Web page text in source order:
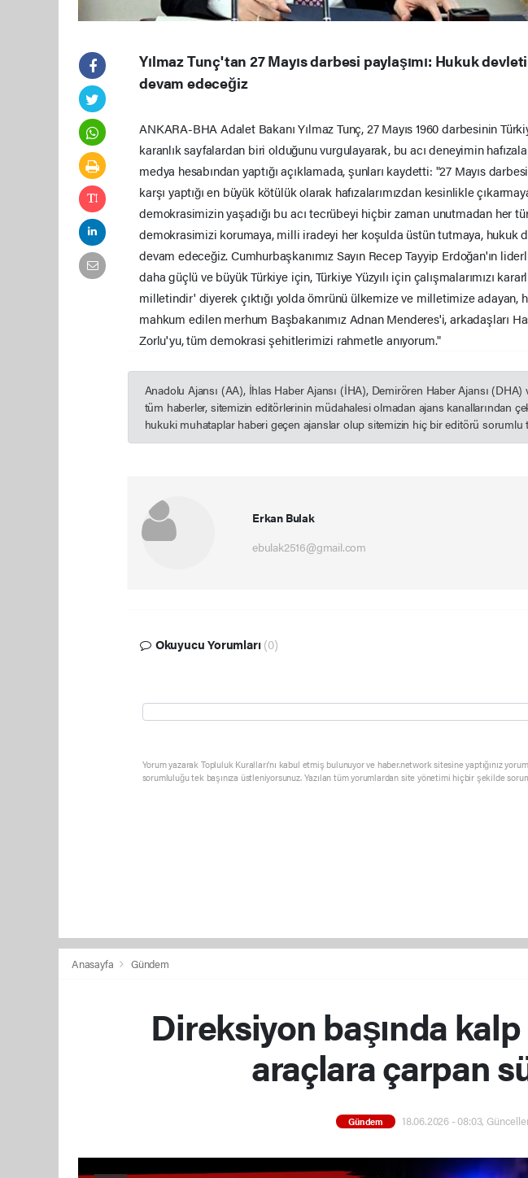
Yılmaz Tunç'tan 27 Mayıs darbesi paylaşımı: Hukuk
devam edeceğiz
ANKARA-BHA Adalet Bakanı Yılmaz Tunç, 27 Mayıs 1960 darbesinin
karanlık sayfalardan biri olduğunu vurgulayarak, bu acı deneyimin
medya hesabından yaptığı açıklamada, şunları kaydetti: "27 Mayıs
karşı yaptığı en büyük kötülük olarak hafızalarımızdan kesinlikle
demokrasimizin yaşadığı bu acı tecrübeyi hiçbir zaman unutmadan her
demokrasimizi korumaya, milli iradeyi her koşulda üstün tutmaya, hukuk
devam edeceğiz. Cumhurbaşkanımız Sayın Recep Tayyip Erdoğan'ın
daha güçlü ve büyük Türkiye için, Türkiye Yüzyılı için çalışmalarımızı
milletindir' diyerek çıktığı yolda ömrünü ülkemize ve milletimize adayan,
mahkum edilen merhum Başbakanımız Adnan Menderes'i, arkadaşları
Zorlu'yu, tüm demokrasi şehitlerimizi rahmetle anıyorum."
Anadolu Ajansı (AA), İhlas Haber Ajansı (İHA), Demirören Haber Ajansı
tüm haberler, sitemizin editörlerinin müdahalesi olmadan ajans kanallarından
hukuki muhataplar haberi geçen ajanslar olup sitemizin hiç bir editörü sorumlu
Erkan Bulak
ebulak2516@gmail.com
Okuyucu Yorumları (0)
Yorum yazarak Topluluk Kuralları’nı kabul etmiş bulunuyor ve haber.network sitesine yaptığınız
sorumluluğu tek başınıza üstleniyorsunuz. Yazılan tüm yorumlardan site yönetimi hiçbir şekilde
Anasayfa Gündem
Direksiyon başında
araçlara çarpan
Gündem 18.06.2026 - 08:03,